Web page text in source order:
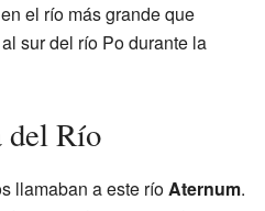
el río más grande que
sur del río Po durante la
Río
llamaban a este ríoAternum.